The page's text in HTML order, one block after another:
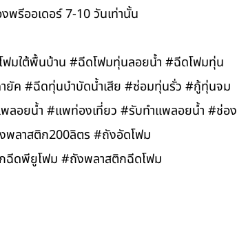
พรีออเดอร์ 7-10 วันเท่านั้น
มใต้พื้นบ้าน #ฉีดโฟมทุ่นลอยน้ำ #ฉีดโฟมทุ่น
ยัค #ฉีดทุ่นบำบัดน้ำเสีย #ซ่อมทุ่นรั่ว #กู้ทุ่นจม
ลอยน้ำ #แพท่องเที่ยว #รับทำแพลอยน้ำ #ช่อง
ลาสติก200ลิตร #ถังอัดโฟม
ดพียูโฟม #ถังพลาสติกฉีดโฟม